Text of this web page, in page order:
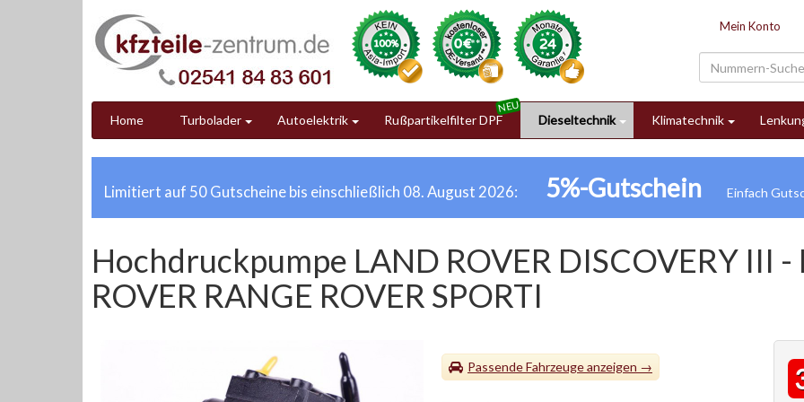
Mein Konto
Home Turbolader Autoelektrik Rußpartikelfilter DPF Dieseltechnik Klimatechnik
Limitiert auf 50 Gutscheine bis einschließlich 08. August 2026: 5%-Gutschein
Hochdruckpumpe LAND ROVER DISCOVERY III -
ROVER RANGE ROVER SPORTI
Passende Fahrzeuge